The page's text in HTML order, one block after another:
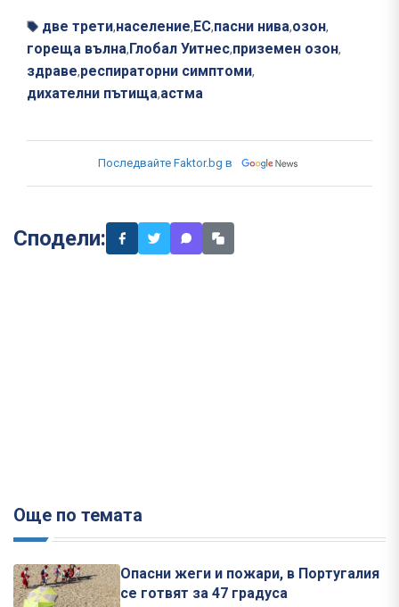
две трети,население, ЕС,пасни нива,озон,
гореща вълна, Глобал Уитнес,приземен озон,
здраве,респираторни симптоми,
дихателни пътища,астма
Последвайте Faktor.bg в
Сподели:
Още по темата
Опасни жеги и пожари, в Португалия
се готвят за 47 градуса